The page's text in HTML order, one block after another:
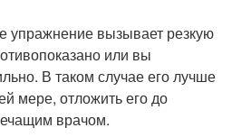
упражнение вызывает резкую
или вы
В таком случае его лучше
мере, отложить его до
врачом.